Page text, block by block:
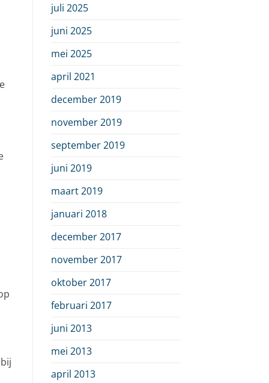
juli 2025
juni 2025
mei 2025
april 2021
december 2019
november 2019
september 2019
juni 2019
maart 2019
januari 2018
december 2017
november 2017
oktober 2017
februari 2017
juni 2013
mei 2013
april 2013